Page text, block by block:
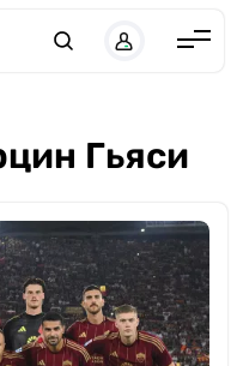
Италия
Франция
Украина
Гьяси